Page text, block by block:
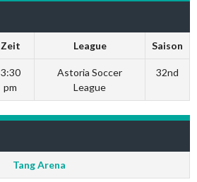
Zeit League Saison
3:30
pm
Astoria Soccer
League
32nd
Tang Arena